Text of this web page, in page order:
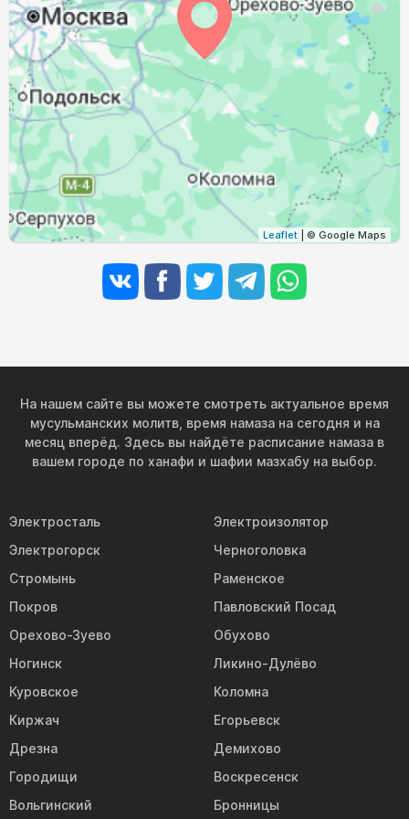
Leaflet | © Google Maps
На нашем сайте вы можете смотреть актуальное время
мусульманских молитв, время намаза на сегодня и на
месяц вперёд. Здесь вы найдёте расписание намаза в
вашем городе по ханафи и шафии мазхабу на выбор.
Электросталь
Электроизолятор
Электрогорск
Черноголовка
Стромынь
Раменское
Покров
Павловский Посад
Орехово-Зуево
Обухово
Ногинск
Ликино-Дулёво
Куровское
Коломна
Киржач
Егорьевск
Дрезна
Демихово
Городищи
Воскресенск
Вольгинский
Бронницы